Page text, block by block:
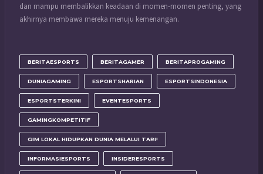
dan mampu membalikkan keadaan di momen-momen penting, yang
akhirnya membawa mereka menuju kemenangan.
BERITAESPORTS BERITAGAMER BERITAPROGAMING
DUNIAGAMING ESPORTSHARIAN ESPORTSINDONESIA
ESPORTSTERKINI EVENTESPORTS
GAMINGKOMPETITIF
GIM LOKAL HIDUPKAN DUNIA MELALUI TARI!
INFORMASIESPORTS INSIDERESPORTS